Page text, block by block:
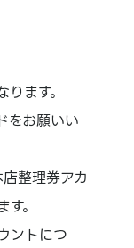
ります。
をお願いい
整理券アカ
。
ントにつ